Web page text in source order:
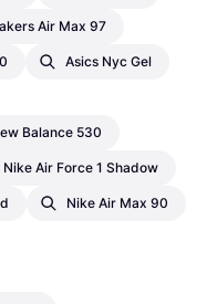
Air Max 97
Asics Nyc Gel
Balance 530
Nike Air Force 1 Shadow
Nike Air Max 90